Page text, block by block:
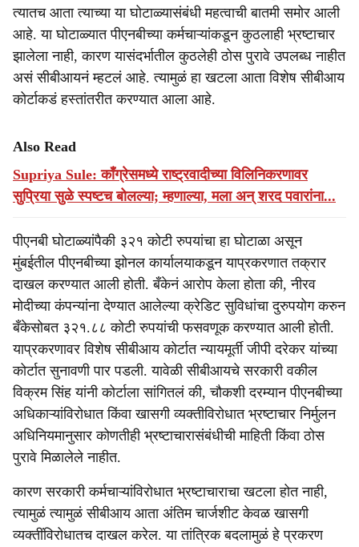
त्यातच आता त्याच्या या घोटाळ्यासंबंधी महत्वाची बातमी समोर आली
आहे. या घोटाळ्यात पीएनबीच्या कर्मचाऱ्यांकडून कुठलाही भ्रष्टाचार
झालेला नाही, कारण यासंदर्भातील कुठलेही ठोस पुरावे उपलब्ध नाहीत
असं सीबीआयनं म्हटलं आहे. त्यामुळं हा खटला आता विशेष सीबीआय
कोर्टाकडं हस्तांतरीत करण्यात आला आहे.
Also Read
Supriya Sule: काँग्रेसमध्ये राष्ट्रवादीच्या विलिनिकरणावर
सुप्रिया सुळे स्पष्टच बोलल्या; म्हणाल्या, मला अन् शरद पवारांना...
पीएनबी घोटाळ्यांपैकी ३२१ कोटी रुपयांचा हा घोटाळा असून
मुंबईतील पीएनबीच्या झोनल कार्यालयाकडून याप्रकरणात तक्रार
दाखल करण्यात आली होती. बँकेनं आरोप केला होता की, नीरव
मोदीच्या कंपन्यांना देण्यात आलेल्या क्रेडिट सुविधांचा दुरुपयोग करुन
बँकेसोबत ३२१.८८ कोटी रुपयांची फसवणूक करण्यात आली होती.
याप्रकरणावर विशेष सीबीआय कोर्टात न्यायमूर्ती जीपी दरेकर यांच्या
कोर्टात सुनावणी पार पडली. यावेळी सीबीआयचे सरकारी वकील
विक्रम सिंह यांनी कोर्टाला सांगितलं की, चौकशी दरम्यान पीएनबीच्या
अधिकाऱ्यांविरोधात किंवा खासगी व्यक्तीविरोधात भ्रष्टाचार निर्मुलन
अधिनियमानुसार कोणतीही भ्रष्टाचारासंबंधीची माहिती किंवा ठोस
पुरावे मिळालेले नाहीत.
कारण सरकारी कर्मचाऱ्यांविरोधात भ्रष्टाचाराचा खटला होत नाही,
त्यामुळं त्यामुळं सीबीआय आता अंतिम चार्जशीट केवळ खासगी
व्यक्तींविरोधातच दाखल करेल. या तांत्रिक बदलामुळं हे प्रकरण